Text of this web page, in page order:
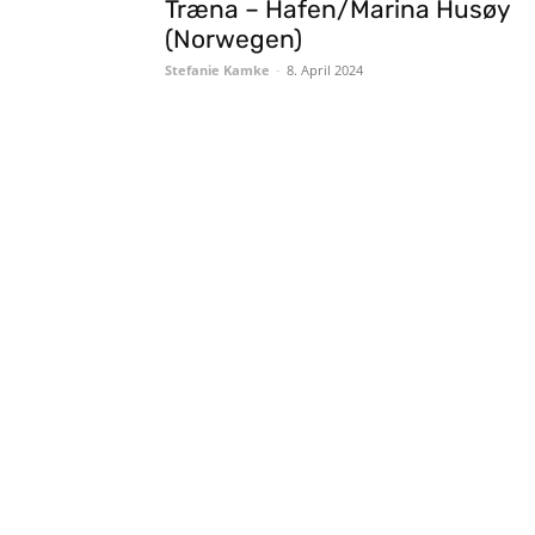
Træna – Hafen/Marina Husøy
(Norwegen)
Stefanie Kamke - 8. April 2024